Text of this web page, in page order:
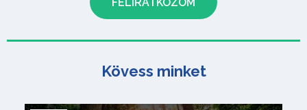
Kövess minket